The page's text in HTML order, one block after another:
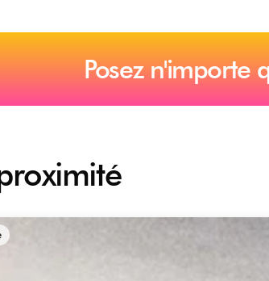
Posez n'importe